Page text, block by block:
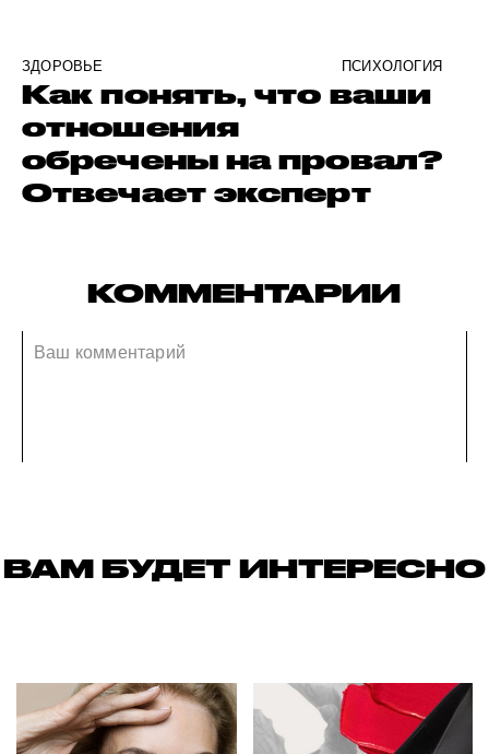
ЗДОРОВЬЕ ПСИХОЛОГИЯ
Как понять, что ваши
отношения
обречены на провал?
Отвечает эксперт
КОММЕНТАРИИ
ВАМ БУДЕТ ИНТЕРЕСНО